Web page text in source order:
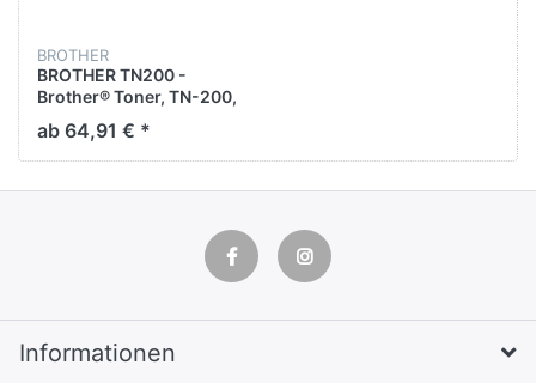
BROTHER
BROTHER TN200 -
Brother® Toner, TN-200,
Original, Schwarz, 2.200
Seiten
ab 64,91 € *
Informationen